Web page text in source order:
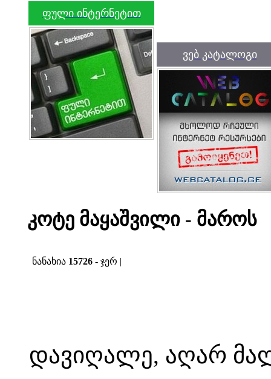
ფული ინტერნეტით
ვებ კატალოგი
კოტე მაყაშვილი - მაროს
ნანახია 15726 - ჯერ |
დავიღალე, აღარ